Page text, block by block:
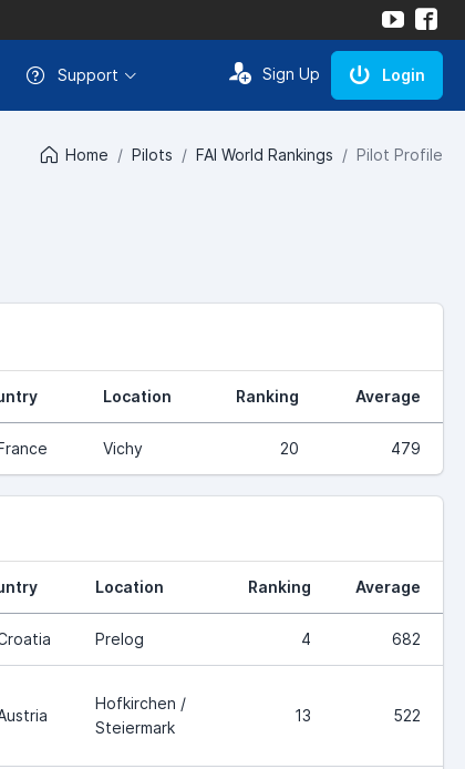
Support Sign Up Login
Home Pilots FAI World Rankings Pilot Profile
Location Ranking Average
Vichy 20 479
Location Ranking Average
Prelog 4 682
Hofkirchen /
Steiermark
13 522